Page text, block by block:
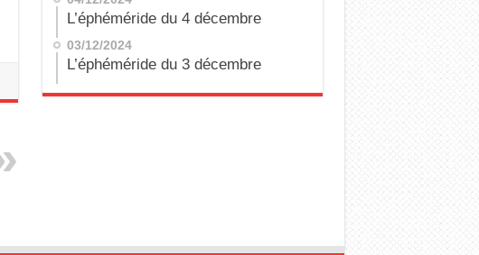
L’éphéméride du 4 décembre
03/12/2024
L’éphéméride du 3 décembre